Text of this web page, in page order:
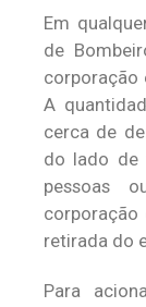
Em
de
corporação
A
cerca de
do lado de
pessoas
retirada do
Para